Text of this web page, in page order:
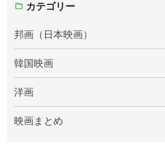
カテゴリー
邦画（日本映画）
韓国映画
洋画
映画まとめ